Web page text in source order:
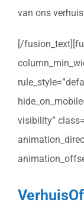
van ons
[/
visibility”